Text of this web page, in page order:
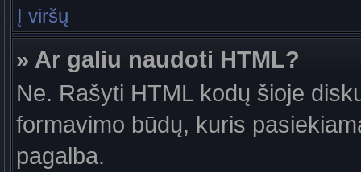
Į viršų
» Ar galiu naudoti HTML?
Ne. Rašyti HTML kodų šioje
formavimo būdų, kuris
pagalba.